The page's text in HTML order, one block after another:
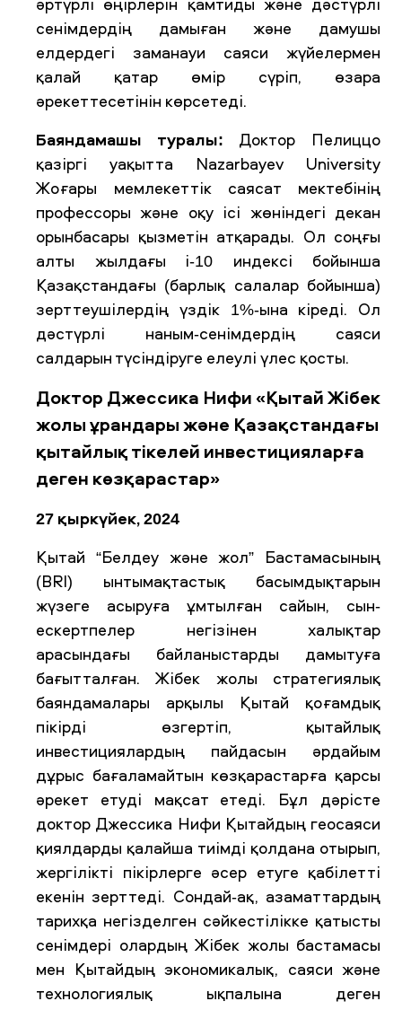
әртүрлі өңірлерін қамтиды және дәстүрлі
сенімдердің дамыған және дамушы
елдердегі заманауи саяси жүйелермен
қалай қатар өмір сүріп, өзара
әрекеттесетінін көрсетеді.
Баяндамашы туралы: Доктор Пелиццо
қазіргі уақытта Nazarbayev University
Жоғары мемлекеттік саясат мектебінің
профессоры және оқу ісі жөніндегі декан
орынбасары қызметін атқарады. Ол соңғы
алты жылдағы i-10 индексі бойынша
Қазақстандағы (барлық салалар бойынша)
зерттеушілердің үздік 1%-ына кіреді. Ол
дәстүрлі наным-сенімдердің саяси
салдарын түсіндіруге елеулі үлес қосты.
Доктор Джессика Нифи «Қытай Жібек
жолы ұрандары және Қазақстандағы
қытайлық тікелей инвестицияларға
деген көзқарастар»
27 қыркүйек, 2024
Қытай “Белдеу және жол” Бастамасының
(BRI) ынтымақтастық басымдықтарын
жүзеге асыруға ұмтылған сайын, сын-
ескертпелер негізінен халықтар
арасындағы байланыстарды дамытуға
бағытталған. Жібек жолы стратегиялық
баяндамалары арқылы Қытай қоғамдық
пікірді өзгертіп, қытайлық
инвестициялардың пайдасын әрдайым
дұрыс бағаламайтын көзқарастарға қарсы
әрекет етуді мақсат етеді. Бұл дәрісте
доктор Джессика Нифи Қытайдың геосаяси
қиялдарды қалайша тиімді қолдана отырып,
жергілікті пікірлерге әсер етуге қабілетті
екенін зерттеді. Сондай-ақ, азаматтардың
тарихқа негізделген сәйкестілікке қатысты
сенімдері олардың Жібек жолы бастамасы
мен Қытайдың экономикалық, саяси және
технологиялық ықпалына деген